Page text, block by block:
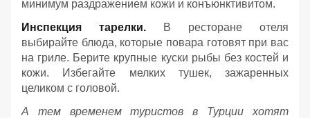
минимум раздражением кожи и конъюнктивитом.
Инспекция тарелки. В ресторане отеля
выбирайте блюда, которые повара готовят при вас
на гриле. Берите крупные куски рыбы без костей и
кожи. Избегайте мелких тушек, зажаренных
целиком с головой.
А тем временем туристов в Турции хотят